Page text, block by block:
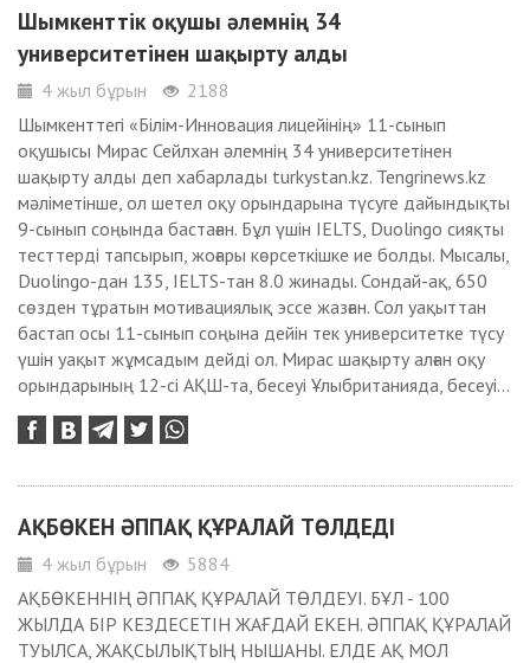
Шымкенттік оқушы әлемнің 34
университетінен шақырту алды
4 жыл бұрын
2188
Шымкенттегі «Білім-Инновация лицейінің» 11-сынып
оқушысы Мирас Сейлхан әлемнің 34 университетінен
шақырту алды деп хабарлады turkystan.kz. Tengrinews.kz
мәліметінше, ол шетел оқу орындарына түсуге дайындықты
9-сынып соңында бастаған. Бұл үшін IELTS, Duolingo сияқты
тесттерді тапсырып, жоғары көрсеткішке ие болды. Мысалы,
Duolingo-дан 135, IELTS-тан 8.0 жинады. Сондай-ақ, 650
сөзден тұратын мотивациялық эссе жазған. Сол уақыттан
бастап осы 11-сынып соңына дейін тек университетке түсу
үшін уақыт жұмсадым дейді ол. Мирас шақырту алған оқу
орындарының 12-сі АҚШ-та, бесеуі Ұлыбританияда, бесеуі...
АҚБӨКЕН ӘППАҚ ҚҰРАЛАЙ ТӨЛДЕДІ
4 жыл бұрын
5884
АҚБӨКЕННІҢ ӘППАҚ ҚҰРАЛАЙ ТӨЛДЕУІ. БҰЛ - 100
ЖЫЛДА БІР КЕЗДЕСЕТІН ЖАҒДАЙ ЕКЕН. ӘППАҚ ҚҰРАЛАЙ
ТУЫЛСА, ЖАҚСЫЛЫҚТЫҢ НЫШАНЫ. ЕЛДЕ АҚ МОЛ